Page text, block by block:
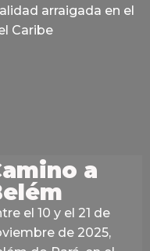
arraigada en el
Caribe
a
el 10 y el 21 de
de 2025,